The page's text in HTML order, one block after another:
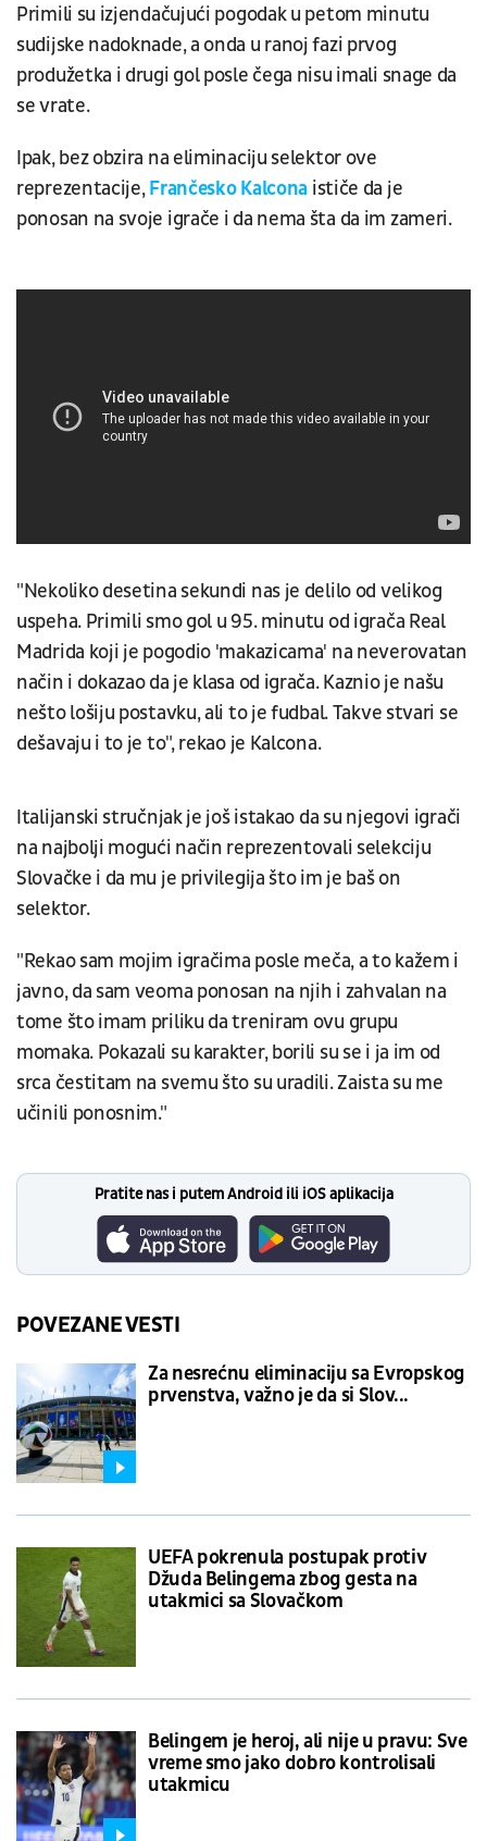
Primili su izjendačujući pogodak u petom minutu
sudijske nadoknade, a onda u ranoj fazi prvog
produžetka i drugi gol posle čega nisu imali snage da
se vrate.
Ipak, bez obzira na eliminaciju selektor ove
reprezentacije,Frančesko Kalcona ističe da je
ponosan na svoje igrače i da nema šta da im zameri.
"Nekoliko desetina sekundi nas je delilo od velikog
uspeha. Primili smo gol u 95. minutu od igrača Real
Madrida koji je pogodio 'makazicama' na neverovatan
način i dokazao da je klasa od igrača. Kaznio je našu
nešto lošiju postavku, ali to je fudbal. Takve stvari se
dešavaju i to je to", rekao je Kalcona.
Italijanski stručnjak je još istakao da su njegovi igrači
na najbolji mogući način reprezentovali selekciju
Slovačke i da mu je privilegija što im je baš on
selektor.
"Rekao sam mojim igračima posle meča, a to kažem i
javno, da sam veoma ponosan na njih i zahvalan na
tome što imam priliku da treniram ovu grupu
momaka. Pokazali su karakter, borili su se i ja im od
srca čestitam na svemu što su uradili. Zaista su me
učinili ponosnim."
Pratite nas i putem Android ili iOS aplikacija
POVEZANE VESTI
Za nesrećnu eliminaciju sa Evropskog
prvenstva, važno je da si Slov...
UEFA pokrenula postupak protiv
Džuda Belingema zbog gesta na
utakmici sa Slovačkom
Belingem je heroj, ali nije u pravu: Sve
vreme smo jako dobro kontrolisali
utakmicu